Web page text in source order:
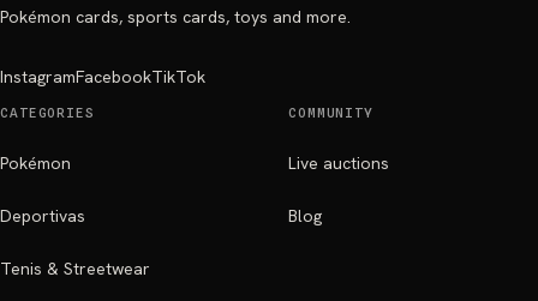
Pokémon cards, sports cards, toys and more.
InstagramFacebookTikTok
CATEGORIES
Pokémon
Deportivas
Tenis & Streetwear
COMMUNITY
Live auctions
Blog